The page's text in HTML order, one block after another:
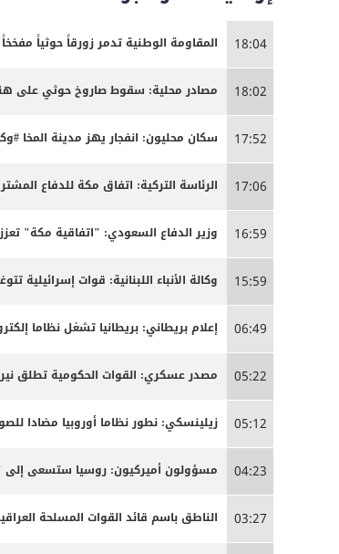
18:04 المقاومة الوطنية تدمر زورقاً حوثياً
18:02 مصادر محلية: سقوط صاروخ حوثي على
17:52 سكان محليون: انفجار يهز مدينة المخا
17:06 الرئاسة التركية: اتفاق مكة للدفاع
16:59 وزير الدفاع السعودي: "اتفاقية مكة"
15:59 وكالة الأنباء اللبنانية: قوات
06:49 إعلام بريطاني: بريطانيا تشغل نظاما
05:22 مصدر عسكري: القوات الحكومية تطلق
05:12 زيلينسكي: نطور نظاما أوروبيا مضادا
04:23 مسؤولون أميركيون: روسيا ستسعى إلى
03:27 الناطق باسم قائد القوات المسلحة